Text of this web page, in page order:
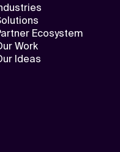
Ecosystem
Work
Ideas